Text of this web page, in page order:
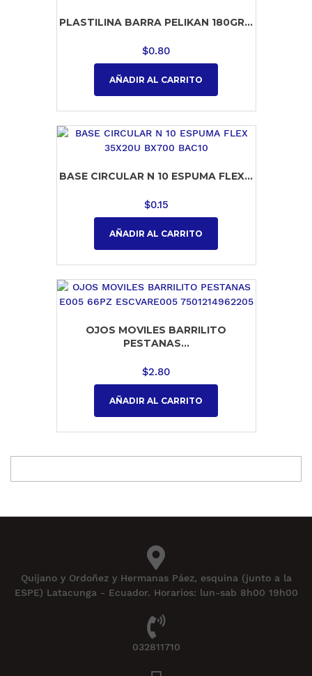
PLASTILINA BARRA PELIKAN 180GR...
$0.80
AÑADIR AL CARRITO
BASE CIRCULAR N 10 ESPUMA FLEX...
$0.15
AÑADIR AL CARRITO
OJOS MOVILES BARRILITO
PESTANAS...
$2.80
AÑADIR AL CARRITO
Quijano y Ordoñez y Hermanas Páez, esquina (junto a la
ESPE) Latacunga - Ecuador. Horarios: lun-sab 8h00 19h00
032811710